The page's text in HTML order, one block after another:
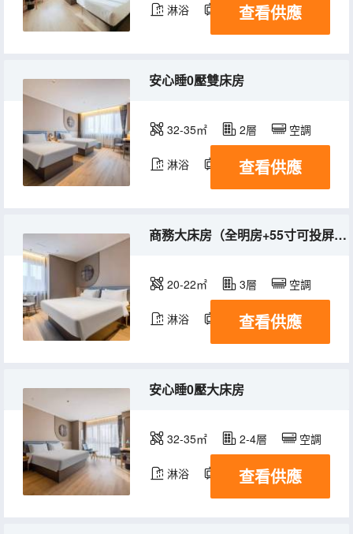
淋浴 電視機
查看供應
安心睡0壓雙床房
32-35㎡ 2層 空調
淋浴 電視機
查看供應
商務大床房（全明房+55寸可投屏電視)
20-22㎡ 3層 空調
淋浴 電視機
查看供應
安心睡0壓大床房
32-35㎡ 2-4層 空調
淋浴 電視機
查看供應